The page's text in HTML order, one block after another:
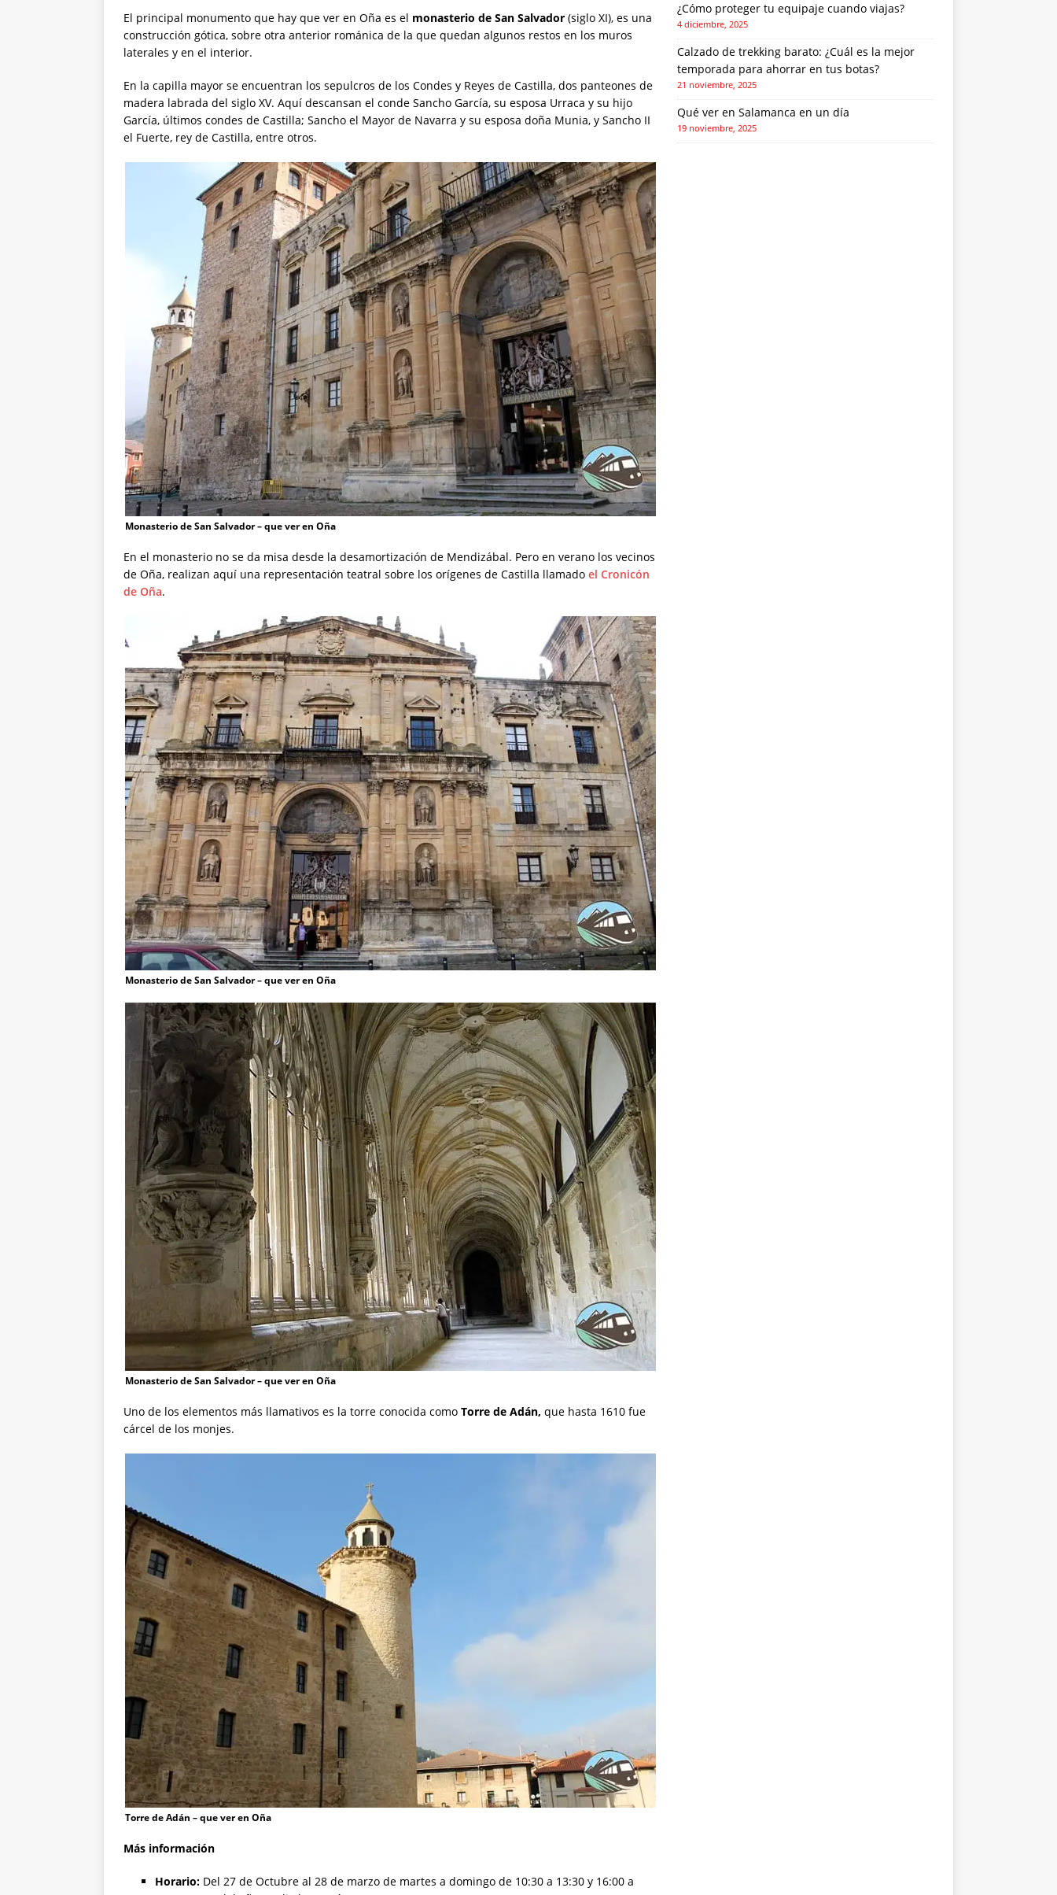
El principal monumento que hay que ver en Oña es el monasterio de San Salvador (siglo XI), es una
construcción gótica, sobre otra anterior románica de la que quedan algunos restos en los muros
laterales y en el interior.
En la capilla mayor se encuentran los sepulcros de los Condes y Reyes de Castilla, dos panteones de
madera labrada del siglo XV. Aquí descansan el conde Sancho García, su esposa Urraca y su hijo
García, últimos condes de Castilla; Sancho el Mayor de Navarra y su esposa doña Munia, y Sancho II
el Fuerte, rey de Castilla, entre otros.
Monasterio de San Salvador – que ver en Oña
En el monasterio no se da misa desde la desamortización de Mendizábal. Pero en verano los vecinos
de Oña, realizan aquí una representación teatral sobre los orígenes de Castilla llamado el Cronicón
de Oña.
Monasterio de San Salvador – que ver en Oña
Monasterio de San Salvador – que ver en Oña
Uno de los elementos más llamativos es la torre conocida como Torre de Adán, que hasta 1610 fue
cárcel de los monjes.
Torre de Adán – que ver en Oña
Más información
Horario: Del 27 de Octubre al 28 de marzo de martes a domingo de 10:30 a 13:30 y 16:00 a
¿Cómo proteger tu equipaje cuando viajas?
4 diciembre, 2025
Calzado de trekking barato: ¿Cuál es la mejor
temporada para ahorrar en tus botas?
21 noviembre, 2025
Qué ver en Salamanca en un día
19 noviembre, 2025